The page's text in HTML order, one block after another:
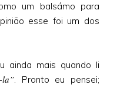
um balsámo para
esse foi um dos
ainda mais quando li
la”. Pronto eu pensei;